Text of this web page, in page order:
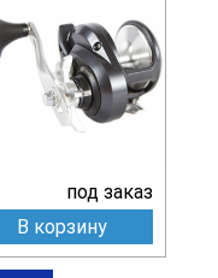
под заказ
В корзину